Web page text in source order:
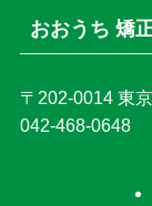
おおうち 矯
〒202-0014 東
042-468-0648